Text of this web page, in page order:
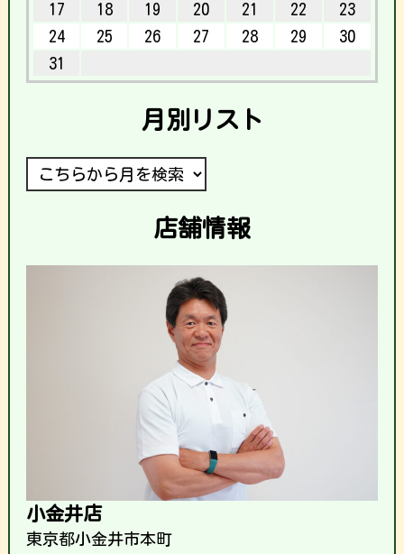
17
18 19 20 21 22
23
24
25 26 27 28 29
30
31
月別リスト
店舗情報
小金井店
東京都小金井市本町